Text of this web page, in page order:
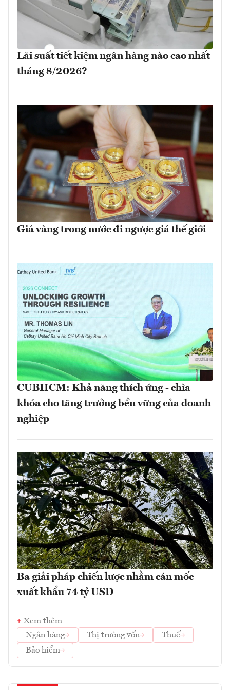
Lãi suất tiết kiệm ngân hàng nào cao nhất
tháng 8/2026?
Giá vàng trong nước đi ngược giá thế giới
CUBHCM: Khả năng thích ứng - chìa
khóa cho tăng trưởng bền vững của doanh
nghiệp
Ba giải pháp chiến lược nhằm cán mốc
xuất khẩu 74 tỷ USD
Xem thêm
Ngân hàng
Thị trường vốn
Thuế
Bảo hiểm